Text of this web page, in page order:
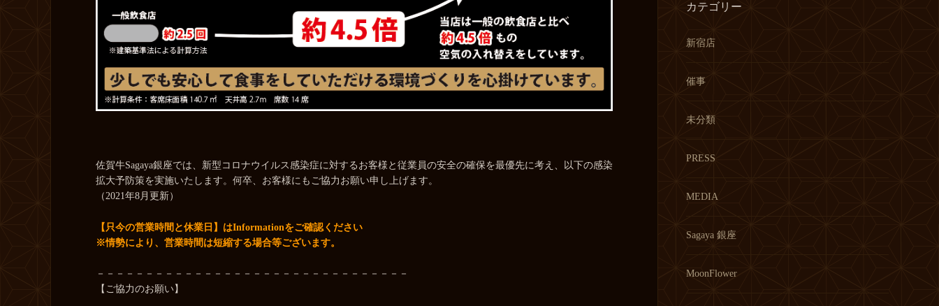
佐賀牛Sagaya銀座では、新型コロナウイルス感染症に対するお客様と従業員の安全の確保を最優先に考え、以下の感染
拡大予防策を実施いたします。何卒、お客様にもご協力お願い申し上げます。
（2021年8月更新）
【只今の営業時間と休業日】はInformationをご確認ください
※情勢により、営業時間は短縮する場合等ございます。
－－－－－－－－－－－－－－－－－－－－－－－－－－－－－－－－
【ご協力のお願い】
カテゴリー
新宿店
催事
未分類
PRESS
MEDIA
Sagaya 銀座
MoonFlower